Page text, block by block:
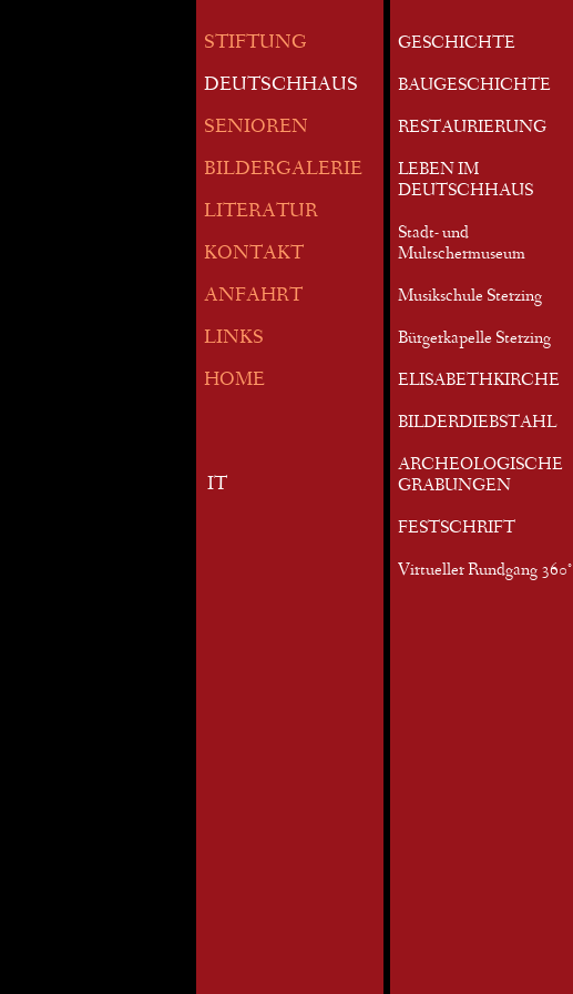
STIFTUNG
DEUTSCHHAUS
SENIOREN
BILDERGALERIE
LITERATUR
KONTAKT
ANFAHRT
LINKS
HOME
IT
GESCHICHTE
BAUGESCHICHTE
RESTAURIERUNG
LEBEN IM
DEUTSCHHAUS
Stadt- und
Multschermuseum
Musikschule Sterzing
Bürgerkapelle Sterzing
ELISABETHKIRCHE
BILDERDIEBSTAHL
ARCHEOLOGISCHE
GRABUNGEN
FESTSCHRIFT
Virtueller Rundgang 360°